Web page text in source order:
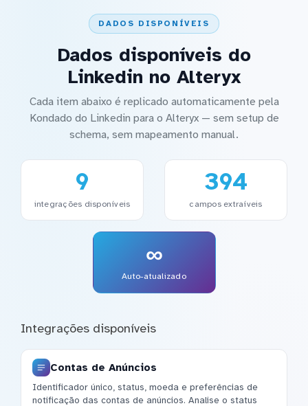
DADOS DISPONÍVEIS
Dados disponíveis do
Linkedin no Alteryx
Cada item abaixo é replicado automaticamente pela
Kondado do Linkedin para o Alteryx — sem setup de
schema, sem mapeamento manual.
9
integrações disponíveis
394
campos extraíveis
∞
Auto-atualizado
Integrações disponíveis
Contas de Anúncios
Identificador único, status, moeda e preferências de
notificação das contas de anúncios. Analise o status